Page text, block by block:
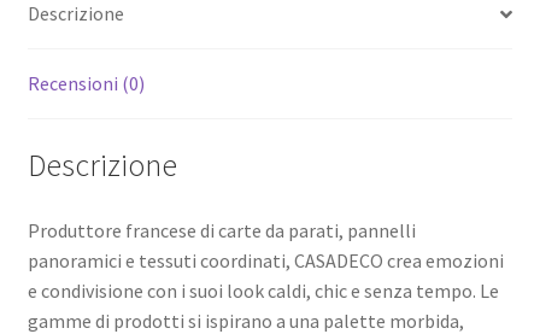
Descrizione
Recensioni (0)
Descrizione
Produttore francese di carte da parati, pannelli
panoramici e tessuti coordinati, CASADECO crea emozioni
e condivisione con i suoi look caldi, chic e senza tempo. Le
gamme di prodotti si ispirano a una palette morbida,